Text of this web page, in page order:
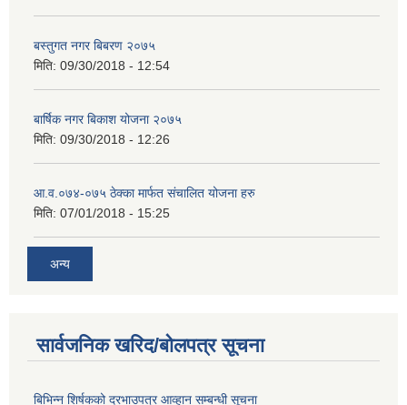
बस्तुगत नगर बिबरण २०७५
मिति: 09/30/2018 - 12:54
बार्षिक नगर बिकाश योजना २०७५
मिति: 09/30/2018 - 12:26
आ.व.०७४-०७५ ठेक्का मार्फत संचालित योजना हरु
मिति: 07/01/2018 - 15:25
अन्य
सार्वजनिक खरिद/बोलपत्र सूचना
बिभिन्‍न शिर्षकको दरभाउपत्र आव्हान सम्बन्धी सूचना